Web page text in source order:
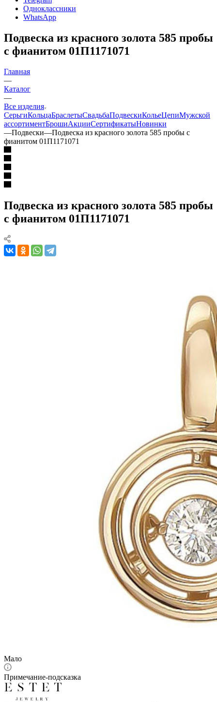
Одноклассники
WhatsApp
Подвеска из красного золота 585 пробы
с фианитом 01П1171071
Главная
—
Каталог
—
Все изделия
СерьгиКольцаБраслетыСвадьбаПодвескиКольеЦепиМужской
ассортиментБрошиАкцииСертификатыНовинки
—Подвески—Подвеска из красного золота 585 пробы с
фианитом 01П1171071
Подвеска из красного золота 585 пробы
с фианитом 01П1171071
Мало
Примечание-подсказка